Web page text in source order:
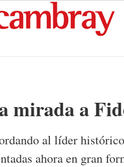
mirada a
al líder
ahora en gran